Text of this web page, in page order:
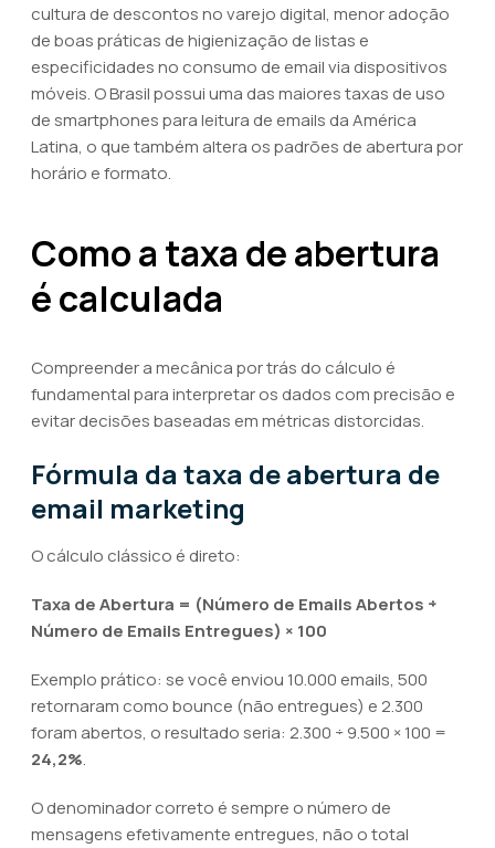
cultura de descontos no varejo digital, menor adoção
de boas práticas de higienização de listas e
especificidades no consumo de email via dispositivos
móveis. O Brasil possui uma das maiores taxas de uso
de smartphones para leitura de emails da América
Latina, o que também altera os padrões de abertura por
horário e formato.
Como a taxa de abertura
é calculada
Compreender a mecânica por trás do cálculo é
fundamental para interpretar os dados com precisão e
evitar decisões baseadas em métricas distorcidas.
Fórmula da taxa de abertura de
email marketing
O cálculo clássico é direto:
Taxa de Abertura = (Número de Emails Abertos ÷
Número de Emails Entregues) × 100
Exemplo prático: se você enviou 10.000 emails, 500
retornaram como bounce (não entregues) e 2.300
foram abertos, o resultado seria: 2.300 ÷ 9.500 × 100 =
24,2%.
O denominador correto é sempre o número de
mensagens efetivamente entregues, não o total